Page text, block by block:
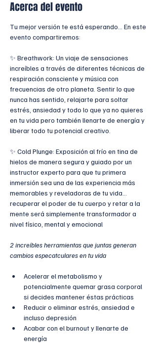
Acerca del evento
Tu mejor versión te está esperando... En este
evento compartiremos:
✨ Breathwork: Un viaje de sensaciones
increíbles a través de diferentes técnicas de
respiración consciente y música con
frecuencias de otro planeta. Sentir lo que
nunca has sentido, relajarte para soltar
estrés, ansiedad y todo lo que ya no quieres
en tu vida pero también llenarte de energía y
liberar todo tu potencial creativo.
✨ Cold Plunge: Exposición al frío en tina de
hielos de manera segura y guiado por un
instructor experto para que tu primera
inmersión sea una de las experiencia más
memorables y reveladoras de tu vida…
recuperar el poder de tu cuerpo y retar a la
mente será simplemente transformador a
nivel físico, mental y emocional
2 increíbles herramientas que juntas generan
cambios especatculares en tu vida
Acelerar el metabolismo y
potencialmente quemar grasa corporal
si decides mantener éstas prácticas
Reducir o eliminar estrés, ansiedad e
incluso depresión
Acabar con el burnout y llenarte de
energía